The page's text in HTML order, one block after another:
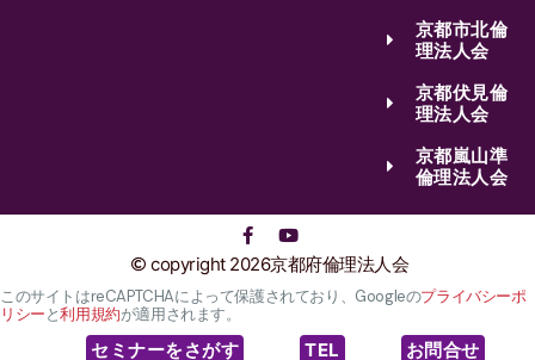
京都市北倫
理法人会
京都伏見倫
理法人会
京都嵐山準
倫理法人会
copyright 2026京都府倫理法人会
このサイトはreCAPTCHAによって保護されており、Googleのプライバシーポ
リシーと利用規約が適用されます。
セミナーをさがす TEL お問合せ